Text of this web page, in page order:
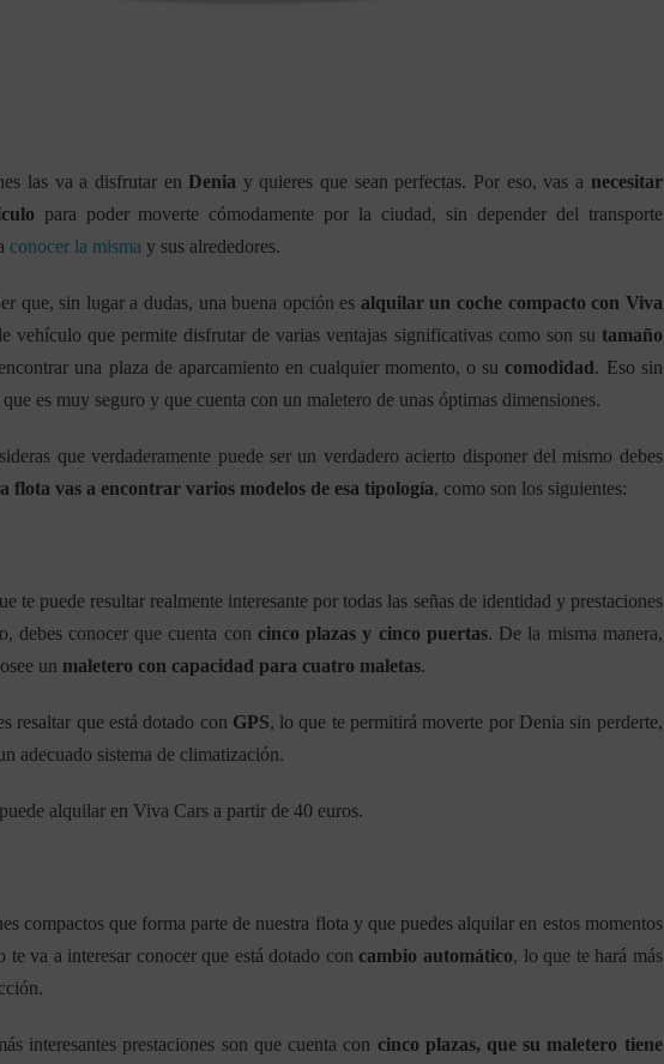
las va a disfrutar enDenia y quieres que sean perfectas. Por eso, vas a necesitar
para poder moverte cómodamente por la ciudad, sin depender del transporte
conocer la misma y sus alrededores.
que, sin lugar a dudas, una buena opción es alquilar un coche compacto con Viva
vehículo que permite disfrutar de varias ventajas significativas como son su tamaño
una plaza de aparcamiento en cualquier momento, o sucomodidad. Eso sin
es muy seguro y que cuenta con un maletero de unas óptimas dimensiones.
que verdaderamente puede ser un verdadero acierto disponer del mismo debes
flota vas a encontrar varios modelos de esa tipología, como son los siguientes:
te puede resultar realmente interesante por todas las señas de identidad y prestaciones
debes conocer que cuenta con cinco plazas y cinco puertas. De la misma manera,
un maletero con capacidad para cuatro maletas.
resaltar que está dotado con GPS, lo que te permitirá moverte por Denia sin perderte,
adecuado sistema de climatización.
alquilar en Viva Cars a partir de 40 euros.
compactos que forma parte de nuestra flota y que puedes alquilar en estos momentos
te va a interesar conocer que está dotado concambio automático, lo que te hará más
interesantes prestaciones son que cuenta con cinco plazas, que su maletero tiene